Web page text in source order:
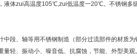
液体zui高温度105℃,zui低温度一20℃。 不锈钢多
中段、轴等用不锈钢制造（部分过流部件的材质为
轻、振动小、噪音低、抗腐蚀，节能、外型美观。